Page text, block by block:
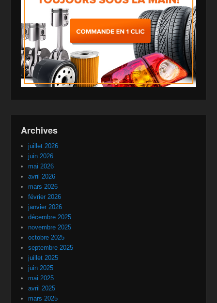
Archives
juillet 2026
juin 2026
mai 2026
avril 2026
mars 2026
février 2026
janvier 2026
décembre 2025
novembre 2025
octobre 2025
septembre 2025
juillet 2025
juin 2025
mai 2025
avril 2025
mars 2025